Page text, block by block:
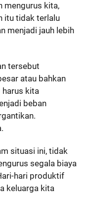
mengurus kita,
itu tidak terlalu
menjadi jauh lebih
tersebut
atau bahkan
harus kita
beban
situasi ini, tidak
segala biaya
hari produktif
keluarga kita